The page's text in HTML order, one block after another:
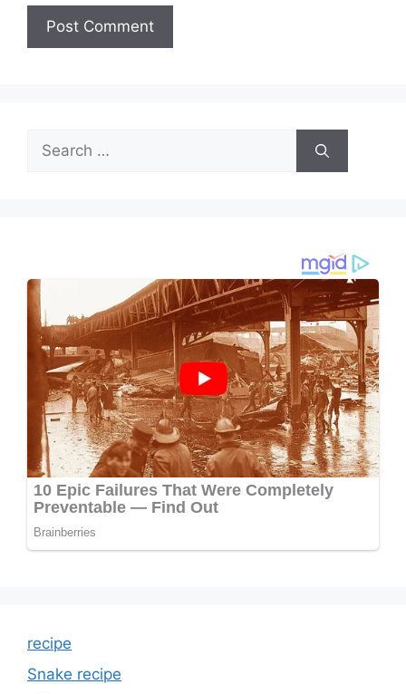
Search
for:
recipe
Snake recipe